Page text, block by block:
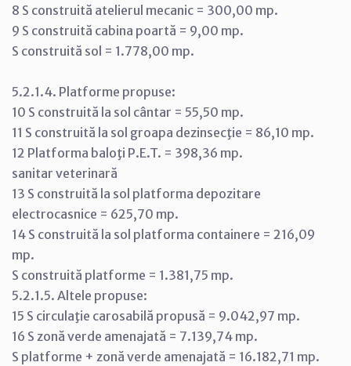
8 S construită atelierul mecanic = 300,00 mp.
9 S construită cabina poartă = 9,00 mp.
S construită sol = 1.778,00 mp.
5.2.1.4. Platforme propuse:
10 S construită la sol cântar = 55,50 mp.
11 S construită la sol groapa dezinsecţie = 86,10 mp.
12 Platforma baloţi P.E.T. = 398,36 mp.
sanitar veterinară
13 S construită la sol platforma depozitare
electrocasnice = 625,70 mp.
14 S construită la sol platforma containere = 216,09
mp.
S construită platforme = 1.381,75 mp.
5.2.1.5. Altele propuse:
15 S circulaţie carosabilă propusă = 9.042,97 mp.
16 S zonă verde amenajată = 7.139,74 mp.
S platforme + zonă verde amenajată = 16.182,71 mp.